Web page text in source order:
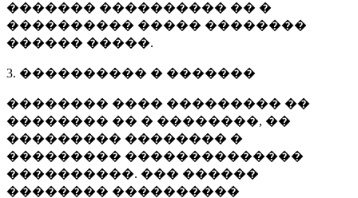
������� ���������� �� �
���������� ����� ��������
������ �����.
3. ���������� � �������
�������� ���� ��������� ��
�������� �� � ��������, ��
��������� �������� �
��������� ��������������
����������. ��� ������
�������� ����������